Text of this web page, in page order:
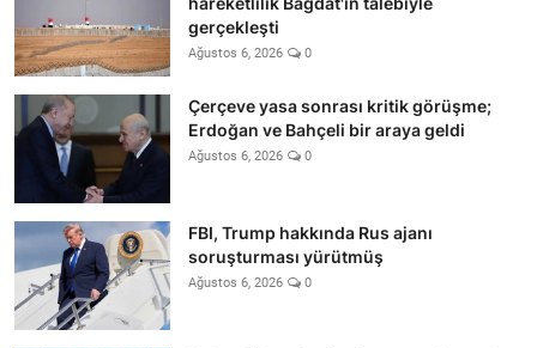
gerçekleşti
Ağustos 6, 2026 0
Çerçeve yasa sonrası kritik görüşme;
Erdoğan ve Bahçeli bir araya geldi
Ağustos 6, 2026 0
FBI, Trump hakkında Rus ajanı
soruşturması yürütmüş
Ağustos 6, 2026 0